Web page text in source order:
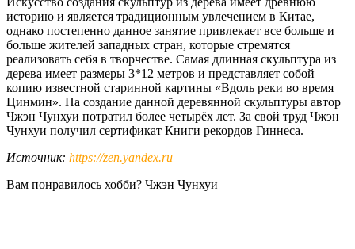
историю и является традиционным увлечением в Китае,
однако постепенно данное занятие привлекает все больше и
больше жителей западных стран, которые стремятся
реализовать себя в творчестве. Самая длинная скульптура из
дерева имеет размеры 3*12 метров и представляет собой
копию известной старинной картины «Вдоль реки во время
Цинмин». На создание данной деревянной скульптуры автор
Чжэн Чунхуи потратил более четырёх лет. За свой труд Чжэн
Чунхуи получил сертификат Книги рекордов Гиннеса.
Источник: https://zen.yandex.ru
Вам понравилось хобби? Чжэн Чунхуи